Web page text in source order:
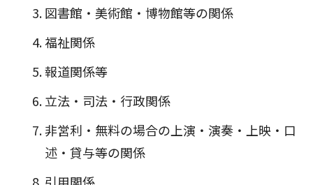
図書館・美術館・博物館等の関係
福祉関係
報道関係等
立法・司法・行政関係
非営利・無料の場合の上演・演奏・上映・口
述・貸与等の関係